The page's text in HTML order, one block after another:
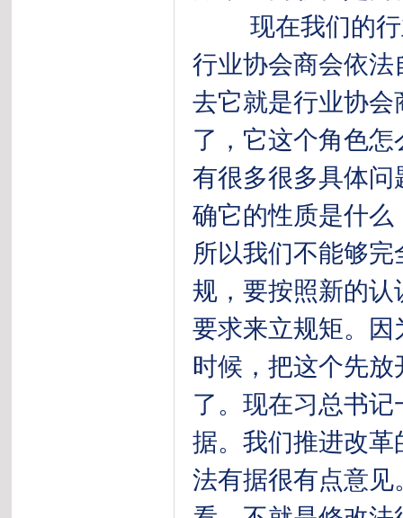
现在我们的行
行业协会商会依
去它就是行业协
了，它这个角色
有很多很多具体
确它的性质是什
所以我们不能够
规，要按照新的
要求来立规矩。因
时候，把这个先
了。现在习总书
据。我们推进改
法有据很有点意